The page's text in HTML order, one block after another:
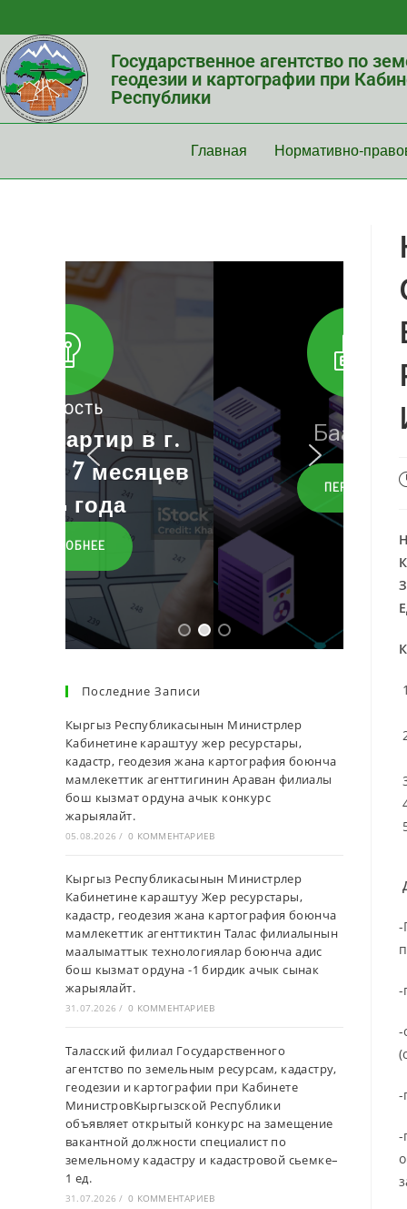
Государственное агентство по
геодезии и картографии при
Республики
Главная Нормативно-
-
-
-
-
-
Баалар
ПЕРЕЙТИ
Последние Записи
Кыргыз Республикасынын Министрлер
Кабинетине караштуу жер ресурстары,
кадастр, геодезия жана картография боюнча
мамлекеттик агенттигинин Араван филиалы
бош кызмат ордуна ачык конкурс
жарыялайт.
05.08.2026 / 0 КОММЕНТАРИЕВ
Кыргыз Республикасынын Министрлер
Кабинетине караштуу Жер ресурстары,
кадастр, геодезия жана картография боюнча
мамлекеттик агенттиктин Талас филиалынын
маалыматтык технологиялар боюнча адис
бош кызмат ордуна -1 бирдик ачык сынак
жарыялайт.
31.07.2026 / 0 КОММЕНТАРИЕВ
Таласский филиал Государственного
агентство по земельным ресурсам, кадастру,
геодезии и картографии при Кабинете
МинистровКыргызской Республики
объявляет открытый конкурс на замещение
вакантной должности специалист по
земельному кадастру и кадастровой сьемке–
1 ед.
31.07.2026 / 0 КОММЕНТАРИЕВ